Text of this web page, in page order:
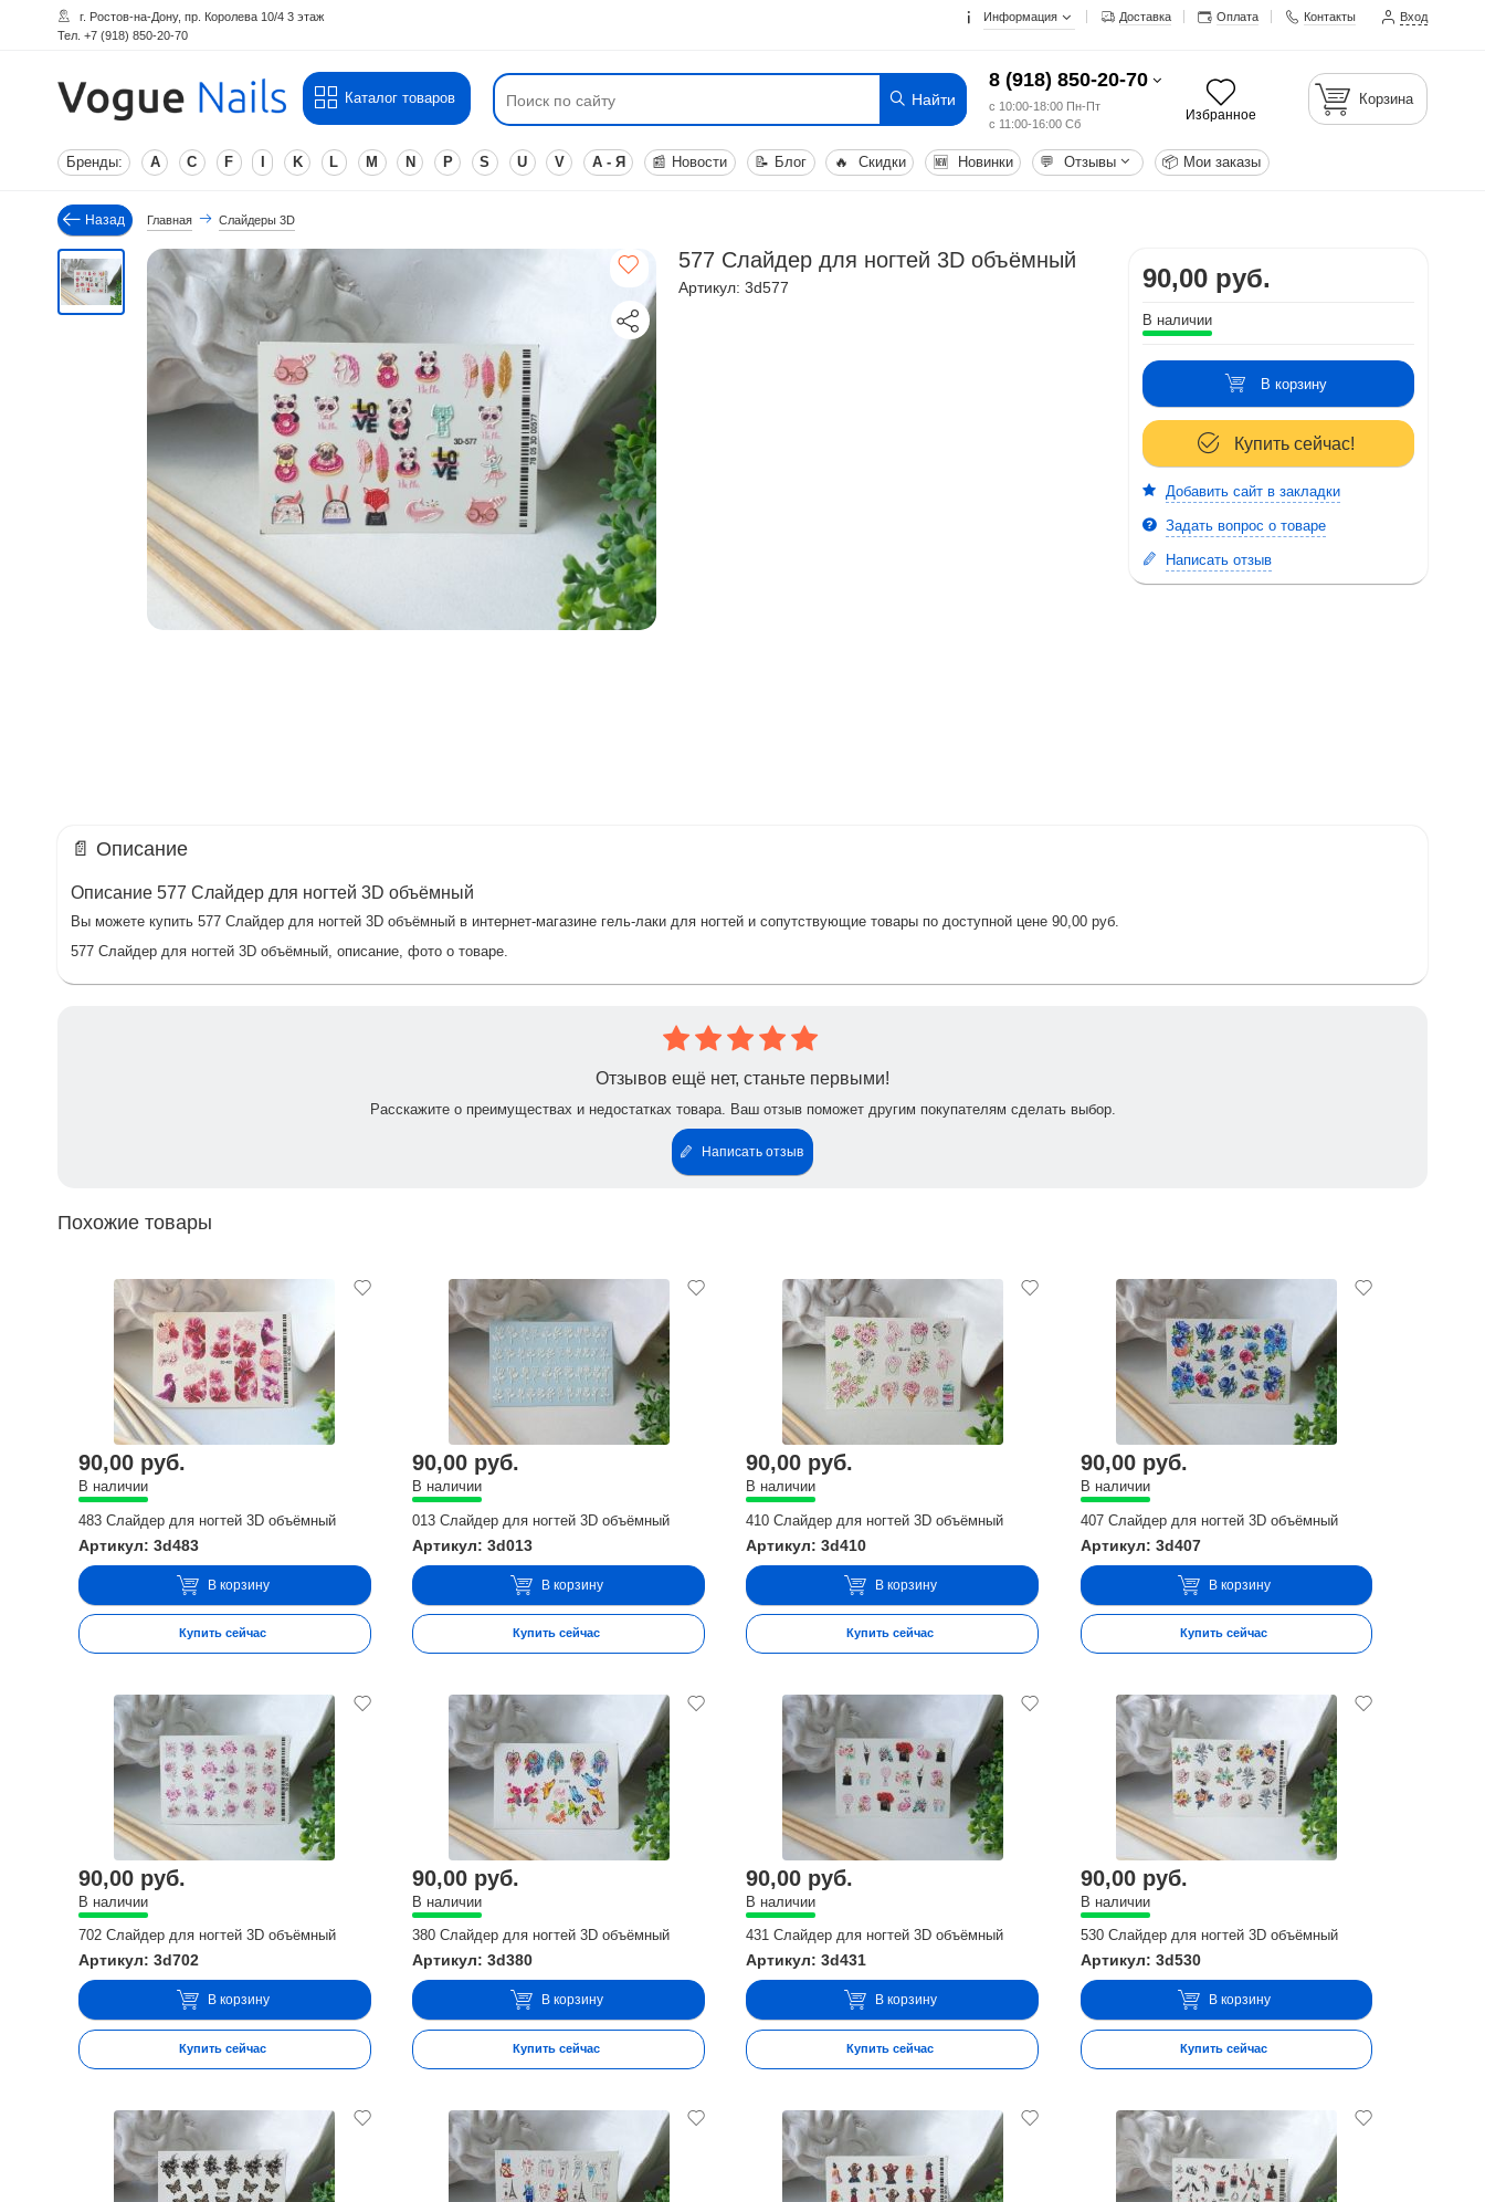
г. Ростов-на-Дону, пр. Королева 10/4 3 этаж
Тел. +7 (918) 850-20-70
Информация Доставка Оплата Контакты Вход
Каталог товаров Найти
8 (918) 850-20-70
с 10:00-18:00 Пн-Пт
с 11:00-16:00 Сб
Избранное
Корзина
Бренды: A C F K L M N P S U V А - Я 📰 Новости 📝 Блог 🔥 Скидки 🆕 Новинки 💬 Отзывы 📦 Мои заказы
Назад Главная Слайдеры 3D
577 Слайдер для ногтей 3D объёмный
Артикул: 3d577 90,00 руб.
В наличии
В корзину
Купить сейчас!
Добавить сайт в закладки
Задать вопрос о товаре
Написать отзыв
📄 Описание
Описание 577 Слайдер для ногтей 3D объёмный
Вы можете купить 577 Слайдер для ногтей 3D объёмный в интернет-магазине гель-лаки для ногтей и сопутствующие товары по доступной цене 90,00 руб.
577 Слайдер для ногтей 3D объёмный, описание, фото о товаре.
Отзывов ещё нет, станьте первыми!
Расскажите о преимуществах и недостатках товара. Ваш отзыв поможет другим покупателям сделать выбор.
Написать отзыв
Похожие товары
90,00 руб.
В наличии
483 Слайдер для ногтей 3D объёмный
Артикул: 3d483
В корзину
Купить сейчас
90,00 руб.
В наличии
013 Слайдер для ногтей 3D объёмный
Артикул: 3d013
В корзину
Купить сейчас
90,00 руб.
В наличии
410 Слайдер для ногтей 3D объёмный
Артикул: 3d410
В корзину
Купить сейчас
90,00 руб.
В наличии
407 Слайдер для ногтей 3D объёмный
Артикул: 3d407
В корзину
Купить сейчас
90,00 руб.
В наличии
702 Слайдер для ногтей 3D объёмный
Артикул: 3d702
В корзину
Купить сейчас
90,00 руб.
В наличии
380 Слайдер для ногтей 3D объёмный
Артикул: 3d380
В корзину
Купить сейчас
90,00 руб.
В наличии
431 Слайдер для ногтей 3D объёмный
Артикул: 3d431
В корзину
Купить сейчас
90,00 руб.
В наличии
530 Слайдер для ногтей 3D объёмный
Артикул: 3d530
В корзину
Купить сейчас